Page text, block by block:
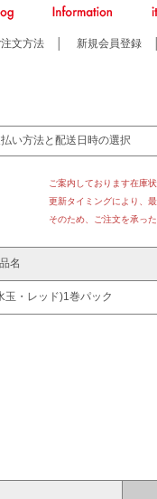
文方法 新規会員登録
い方法と配送日時の選択
ご案内しております在庫
更新タイミングにより、
そのため、ご注文を承っ
名
玉・レッド)1巻パック